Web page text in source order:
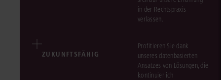
in der Rechtspraxis
verlassen.
ZUKUNFTSFÄHIG
Profitieren Sie dank
unseres datenbasierten
Ansatzes von Lösungen, die
kontinuierlich